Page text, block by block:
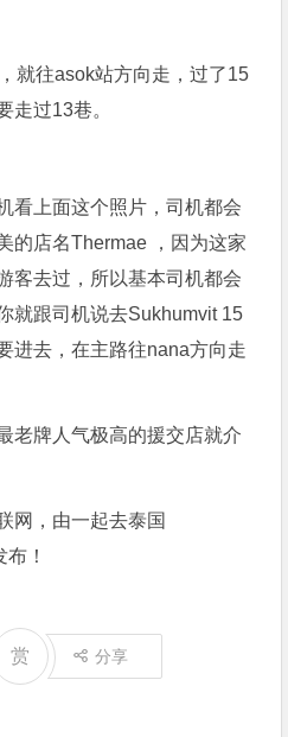
就往asok站方向走，过了15
走过13巷。
看上面这个照片，司机都会
的店名Thermae ，因为这家
客去过，所以基本司机都会
就跟司机说去Sukhumvit 15
进去，在主路往nana方向走
老牌人气极高的援交店就介
网，由一起去泰国
！
赏 分享